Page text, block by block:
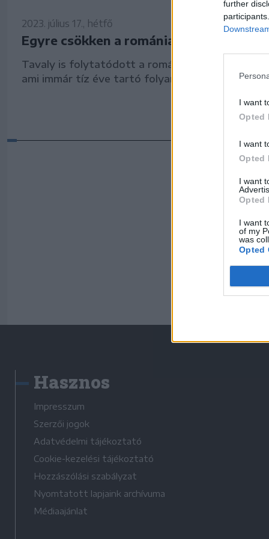
further
I want
Opted
I want
Opted
I want
Opted
I want
of my
was
Opted
2023. július 17., hétfő
Egyre csökken a romániai sertésállomány
Tavaly is folytatódott a romániai sertésállomány
ami immár tíz éve tartó folyamat – derül ki az
Korábbi
Hasznos
Impresszum
Szerzői jogok
Adatvédelmi tájékoztató
Cookie-kezelési tájékoztató
Hozzászólási szabályzat
Nyomtatott lapjaink archívuma
Médiaajánlat